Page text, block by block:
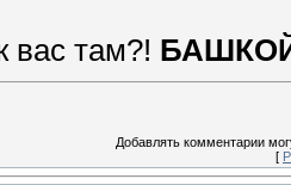
там?!
Добавлять комментарии
[